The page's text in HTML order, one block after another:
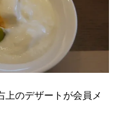
上のデザートが会員メ